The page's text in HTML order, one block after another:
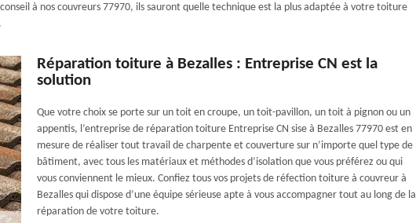
à nos couvreurs 77970, ils sauront quelle technique est la plus adaptée à votre toiture
Réparation toiture à Bezalles : Entreprise CN est la
solution
Que votre choix se porte sur un toit en croupe, un toit-pavillon, un toit à pignon ou un
appentis, l’entreprise de réparation toiture Entreprise CN sise à Bezalles 77970 est en
mesure de réaliser tout travail de charpente et couverture sur n’importe quel type de
bâtiment, avec tous les matériaux et méthodes d’isolation que vous préférez ou qui
vous conviennent le mieux. Confiez tous vos projets de réfection toiture à couvreur à
Bezalles qui dispose d’une équipe sérieuse apte à vous accompagner tout au long de la
réparation de votre toiture.